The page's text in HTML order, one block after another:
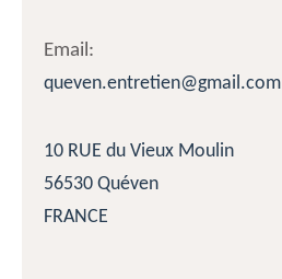
Email:
queven.entretien@gmail.com
10 RUE du Vieux Moulin
56530 Quéven
FRANCE